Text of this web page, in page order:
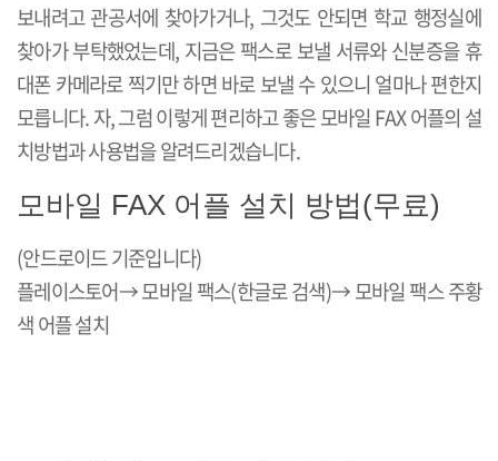
보내려고 관공서에 찾아가거나, 그것도 안되면 학교 행정실에
찾아가 부탁했었는데, 지금은 팩스로 보낼 서류와 신분증을 휴
대폰 카메라로 찍기만 하면 바로 보낼 수 있으니 얼마나 편한지
모릅니다. 자, 그럼 이렇게 편리하고 좋은 모바일 FAX 어플의 설
치방법과 사용법을 알려드리겠습니다.
모바일 FAX 어플 설치 방법(무료)
(안드로이드 기준입니다)
플레이스토어→ 모바일 팩스(한글로 검색)→ 모바일 팩스 주황
색 어플 설치